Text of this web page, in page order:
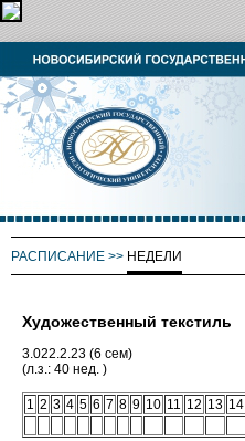
РАСПИСАНИЕ >> НЕДЕЛИ
Художественный текстиль
3.022.2.23 (6 сем)
(л.з.: 40 нед. )
1 2 3 4 5 6 7 8 9 10 11 12 13 14